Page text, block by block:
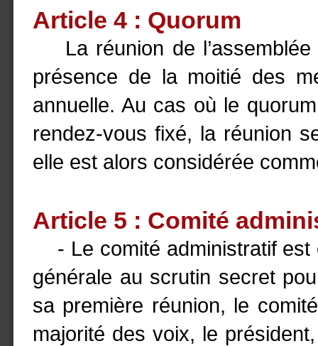
Article 4 : Quorum
La réunion de l’assemblée
présence de la moitié des
annuelle. Au cas où le
rendez-vous fixé, la réunion
elle est alors considérée
Article 5 : Comité
- Le comité administratif est
générale au scrutin secret
sa première réunion, le
majorité des voix, le